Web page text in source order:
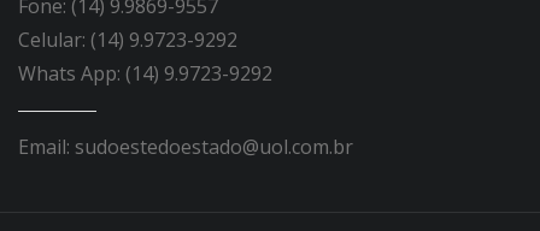
Fone: (14) 9.9869-9557
Celular: (14) 9.9723-9292
Whats App: (14) 9.9723-9292
Email: sudoestedoestado@uol.com.br